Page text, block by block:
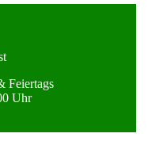
Fei­er­tags
Uhr